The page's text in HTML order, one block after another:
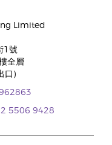
Limited
1號
全層
口)
5506 9428